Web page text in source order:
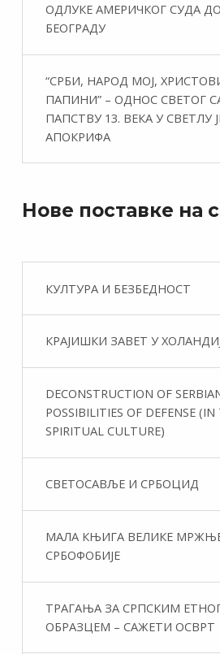
ОДЛУКЕ АМЕРИЧКОГ СУДА
БЕОГРАДУ
“СРБИ, НАРОД МОЈ,
ПАПИНИ” – ОДНОС СВЕТОГ
ПАПСТВУ 13. ВЕКА У СВЕТЛУ
АПОКРИФА
Нове поставке на
КУЛТУРА И БЕЗБЕДНОСТ
КРАЈИШКИ ЗАВЕТ У
DECONSTRUCTION OF
POSSIBILITIES OF DEFENSE
SPIRITUAL CULTURE)
СВЕТОСАВЉЕ И СРБОЦИД
МАЛА КЊИГА ВЕЛИКЕ
СРБОФОБИЈЕ
ТРАГАЊА ЗА СРПСКИМ
ОБРАЗЦЕМ – САЖЕТИ ОСВРТ